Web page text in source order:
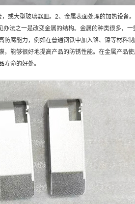
或大型玻璃器皿。2、金属表面处理的加热设备
办法之一是改变金属的结构。金属的种类很多，一
腐能力，例如在普通钢铁中加入铬、镍等材料
能够很好地提高产品的防锈性能。在金属产品
命的好处。